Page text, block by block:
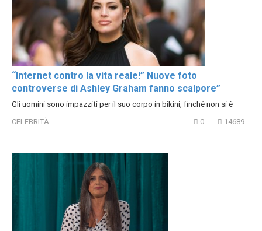
“Internet contro la vita reale!” Nuove foto
controverse di Ashley Graham fanno scalpore”
Gli uomini sono impazziti per il suo corpo in bikini, finché non si è
CELEBRITÀ 0 14689